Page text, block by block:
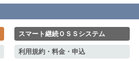
スマート継続ＯＳＳシステム
利用規約・料金・申込